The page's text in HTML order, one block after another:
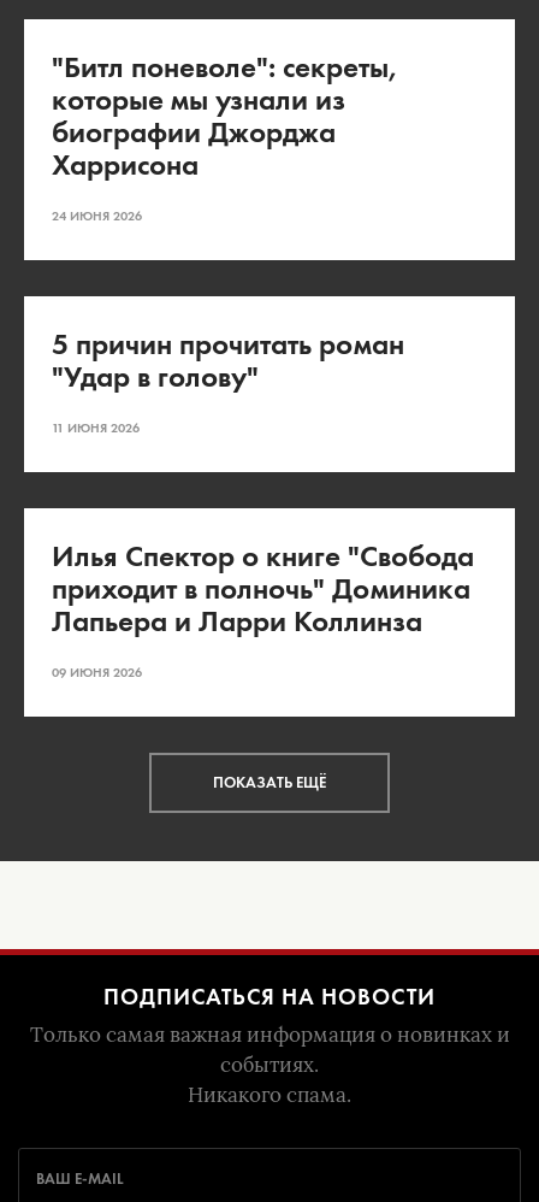
"Битл поневоле": секреты,
которые мы узнали из
биографии Джорджа
Харрисона
24 ИЮНЯ 2026
5 причин прочитать роман
"Удар в голову"
11 ИЮНЯ 2026
Илья Спектор о книге "Свобода
приходит в полночь" Доминика
Лапьера и Ларри Коллинза
09 ИЮНЯ 2026
ПОКАЗАТЬ ЕЩЁ
ПОДПИСАТЬСЯ НА НОВОСТИ
Только самая важная информация о новинках и
событиях.
Никакого спама.